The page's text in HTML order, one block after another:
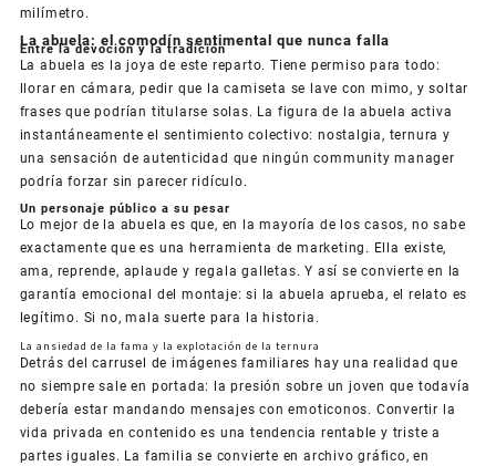
milímetro.
La abuela: el comodín sentimental que nunca falla
Entre la devoción y la tradición
La abuela es la joya de este reparto. Tiene permiso para todo:
llorar en cámara, pedir que la camiseta se lave con mimo, y soltar
frases que podrían titularse solas. La figura de la abuela activa
instantáneamente el sentimiento colectivo: nostalgia, ternura y
una sensación de autenticidad que ningún community manager
podría forzar sin parecer ridículo.
Un personaje público a su pesar
Lo mejor de la abuela es que, en la mayoría de los casos, no sabe
exactamente que es una herramienta de marketing. Ella existe,
ama, reprende, aplaude y regala galletas. Y así se convierte en la
garantía emocional del montaje: si la abuela aprueba, el relato es
legítimo. Si no, mala suerte para la historia.
La ansiedad de la fama y la explotación de la ternura
Detrás del carrusel de imágenes familiares hay una realidad que
no siempre sale en portada: la presión sobre un joven que todavía
debería estar mandando mensajes con emoticonos. Convertir la
vida privada en contenido es una tendencia rentable y triste a
partes iguales. La familia se convierte en archivo gráfico, en